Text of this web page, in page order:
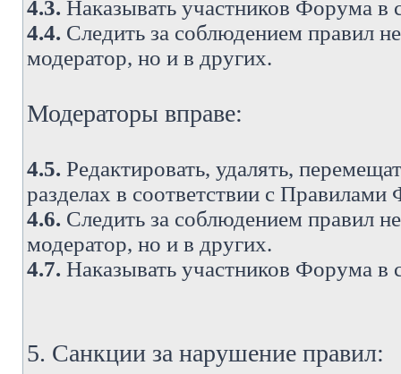
4.3. Наказывать участников Форума
4.4. Следить за соблюдением правил
модератор, но и в других.
Модераторы вправе:
4.5. Редактировать, удалять,
разделах в соответствии с
4.6. Следить за соблюдением правил
модератор, но и в других.
4.7. Наказывать участников Форума
5. Санкции за нарушение правил: